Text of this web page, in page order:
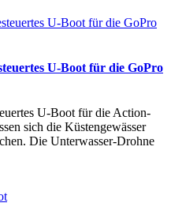
U-Boot für die GoPro
U-Boot für die Action-
sich die Küstengewässer
Die Unterwasser-Drohne